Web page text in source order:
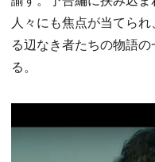
人々にも焦点が当てら
る辺なき者たちの物語
る。